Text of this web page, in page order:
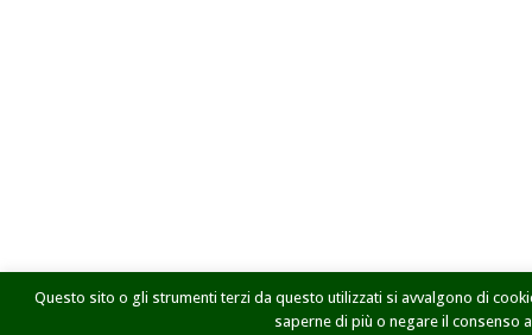
Questo sito o gli strumenti terzi da questo utilizzati si avvalgono di
saperne di più o negare il consenso